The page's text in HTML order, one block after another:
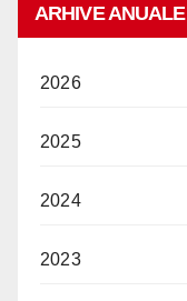
ARHIVE ANUALE
2026
2025
2024
2023